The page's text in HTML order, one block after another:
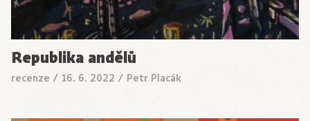
Republika andělů
recenze / 16. 6. 2022 / Petr Placák